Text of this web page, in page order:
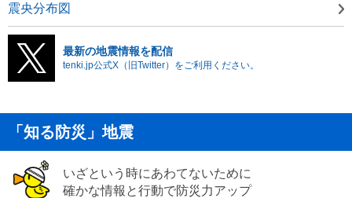
震央分布図
最新の地震情報を配信
tenki.jp公式X（旧Twitter）をご利用ください。
「知る防災」地震
いざという時にあわてないために
確かな情報と行動で防災力アップ